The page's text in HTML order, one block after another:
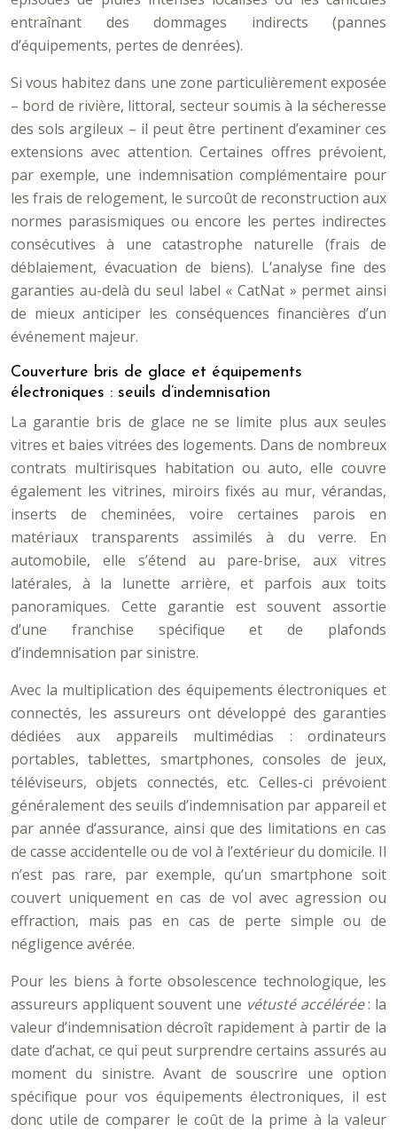
entraînant des dommages indirects (pannes
d’équipements, pertes de denrées).
Si vous habitez dans une zone particulièrement exposée
– bord de rivière, littoral, secteur soumis à la sécheresse
des sols argileux – il peut être pertinent d’examiner ces
extensions avec attention. Certaines offres prévoient,
par exemple, une indemnisation complémentaire pour
les frais de relogement, le surcoût de reconstruction aux
normes parasismiques ou encore les pertes indirectes
consécutives à une catastrophe naturelle (frais de
déblaiement, évacuation de biens). L’analyse fine des
garanties au-delà du seul label « CatNat » permet ainsi
de mieux anticiper les conséquences financières d’un
événement majeur.
Couverture bris de glace et équipements
électroniques : seuils d’indemnisation
La garantie bris de glace ne se limite plus aux seules
vitres et baies vitrées des logements. Dans de nombreux
contrats multirisques habitation ou auto, elle couvre
également les vitrines, miroirs fixés au mur, vérandas,
inserts de cheminées, voire certaines parois en
matériaux transparents assimilés à du verre. En
automobile, elle s’étend au pare-brise, aux vitres
latérales, à la lunette arrière, et parfois aux toits
panoramiques. Cette garantie est souvent assortie
d’une franchise spécifique et de plafonds
d’indemnisation par sinistre.
Avec la multiplication des équipements électroniques et
connectés, les assureurs ont développé des garanties
dédiées aux appareils multimédias : ordinateurs
portables, tablettes, smartphones, consoles de jeux,
téléviseurs, objets connectés, etc. Celles-ci prévoient
généralement des seuils d’indemnisation par appareil et
par année d’assurance, ainsi que des limitations en cas
de casse accidentelle ou de vol à l’extérieur du domicile. Il
n’est pas rare, par exemple, qu’un smartphone soit
couvert uniquement en cas de vol avec agression ou
effraction, mais pas en cas de perte simple ou de
négligence avérée.
Pour les biens à forte obsolescence technologique, les
assureurs appliquent souvent une vétusté accélérée: la
valeur d’indemnisation décroît rapidement à partir de la
date d’achat, ce qui peut surprendre certains assurés au
moment du sinistre. Avant de souscrire une option
spécifique pour vos équipements électroniques, il est
donc utile de comparer le coût de la prime à la valeur